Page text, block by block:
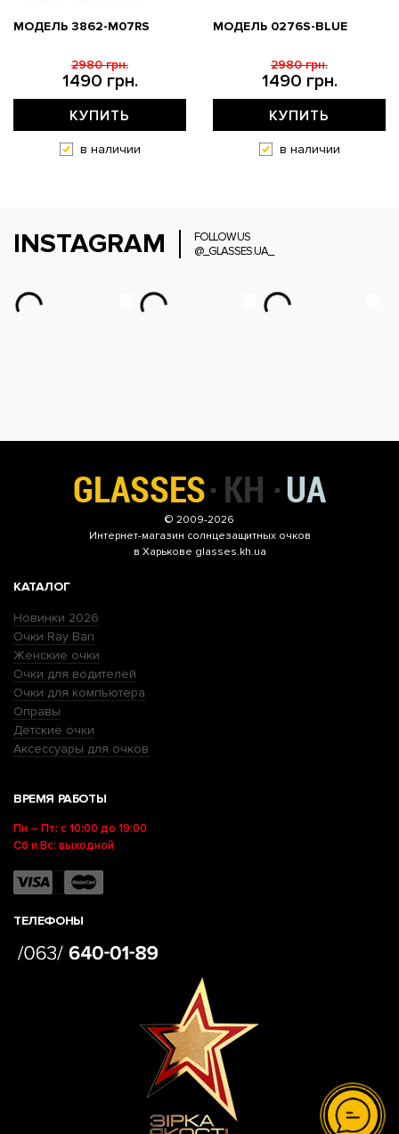
МОДЕЛЬ 3862-M07RS
1490 грн.
2980 грн.
КУПИТЬ
в наличии
МОДЕЛЬ 0276S-BLUE
1490 грн.
2980 грн.
КУПИТЬ
в наличии
INSTAGRAM
FOLLOW US
@_GLASSES.UA_
© 2009-2026
Интернет-магазин солнцезащитных очков
в Харькове glasses.kh.ua
КАТАЛОГ
Новинки 2026
Очки Ray Ban
Женские очки
Очки для водителей
Очки для компьютера
Оправы
Детские очки
Аксессуары для очков
ВРЕМЯ РАБОТЫ
Пн – Пт: с 10:00 до 19:00
Сб и Вс: выходной
ТЕЛЕФОНЫ